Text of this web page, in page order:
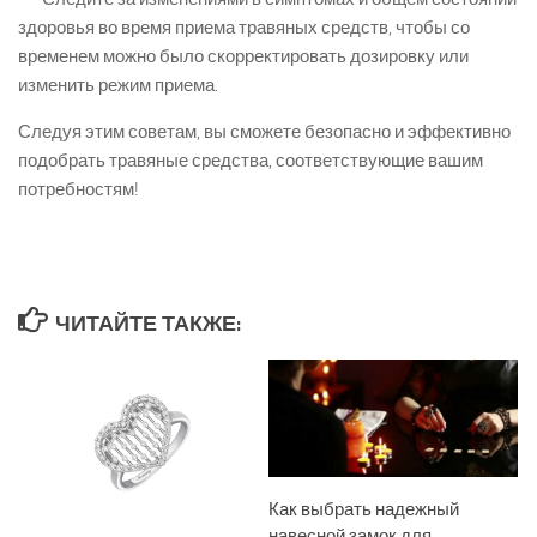
здоровья во время приема травяных средств, чтобы со
временем можно было скорректировать дозировку или
изменить режим приема.
Следуя этим советам, вы сможете безопасно и эффективно
подобрать травяные средства, соответствующие вашим
потребностям!
ЧИТАЙТЕ ТАКЖЕ:
Как выбрать надежный